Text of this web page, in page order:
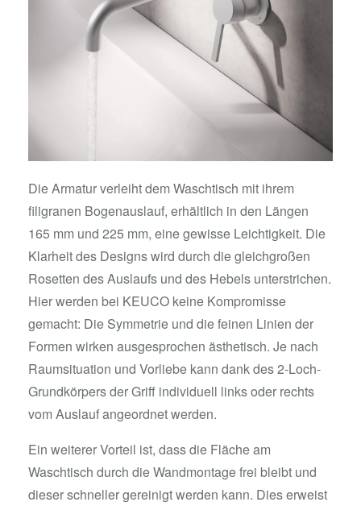
Die Armatur verleiht dem Waschtisch mit ihrem
filigranen Bogenauslauf, erhältlich in den Längen
165 mm und 225 mm, eine gewisse Leichtigkeit. Die
Klarheit des Designs wird durch die gleichgroßen
Rosetten des Auslaufs und des Hebels unterstrichen.
Hier werden bei KEUCO keine Kompromisse
gemacht: Die Symmetrie und die feinen Linien der
Formen wirken ausgesprochen ästhetisch. Je nach
Raumsituation und Vorliebe kann dank des 2-Loch-
Grundkörpers der Griff individuell links oder rechts
vom Auslauf angeordnet werden.
Ein weiterer Vorteil ist, dass die Fläche am
Waschtisch durch die Wandmontage frei bleibt und
dieser schneller gereinigt werden kann. Dies erweist